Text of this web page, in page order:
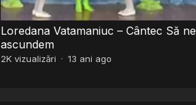
Loredana Vatamaniuc – Cântec Să ne
ascundem
2Kvizualizări · 13 ani ago